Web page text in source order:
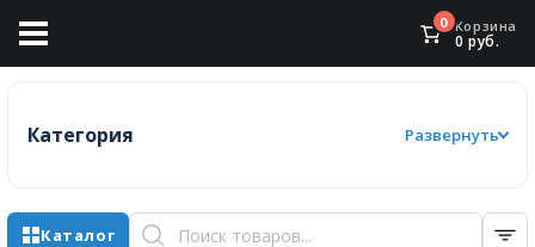
0 Корзина
0 руб.
Категория Развернуть
Каталог